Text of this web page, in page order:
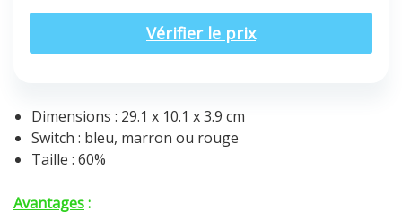
Vérifier le prix
Dimensions : 29.1 x 10.1 x 3.9 cm
Switch : bleu, marron ou rouge
Taille : 60%
Avantages: